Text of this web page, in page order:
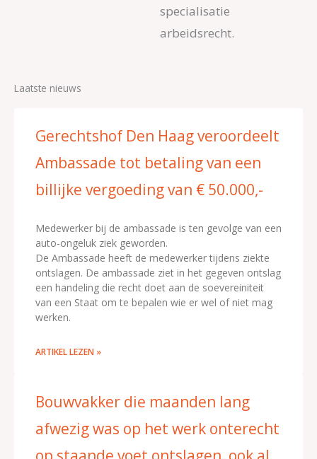
specialisatie
arbeidsrecht.
Laatste nieuws
Gerechtshof Den Haag veroordeelt
Ambassade tot betaling van een
billijke vergoeding van € 50.000,-
Medewerker bij de ambassade is ten gevolge van een
auto-ongeluk ziek geworden.
De Ambassade heeft de medewerker tijdens ziekte
ontslagen. De ambassade ziet in het gegeven ontslag
een handeling die recht doet aan de soevereiniteit
van een Staat om te bepalen wie er wel of niet mag
werken.
ARTIKEL LEZEN »
Bouwvakker die maanden lang
afwezig was op het werk onterecht